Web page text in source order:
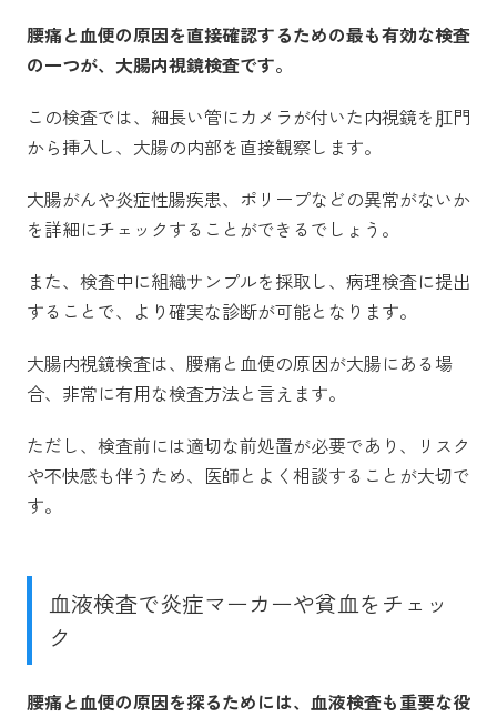
腰痛と血便の原因を直接確認するための最も有効な検査
の一つが、大腸内視鏡検査です。
この検査では、細長い管にカメラが付いた内視鏡を肛門
から挿入し、大腸の内部を直接観察します。
大腸がんや炎症性腸疾患、ポリープなどの異常がないか
を詳細にチェックすることができるでしょう。
また、検査中に組織サンプルを採取し、病理検査に提出
することで、より確実な診断が可能となります。
大腸内視鏡検査は、腰痛と血便の原因が大腸にある場
合、非常に有用な検査方法と言えます。
ただし、検査前には適切な前処置が必要であり、リスク
や不快感も伴うため、医師とよく相談することが大切で
す。
血液検査で炎症マーカーや貧血をチェッ
ク
腰痛と血便の原因を探るためには、血液検査も重要な役